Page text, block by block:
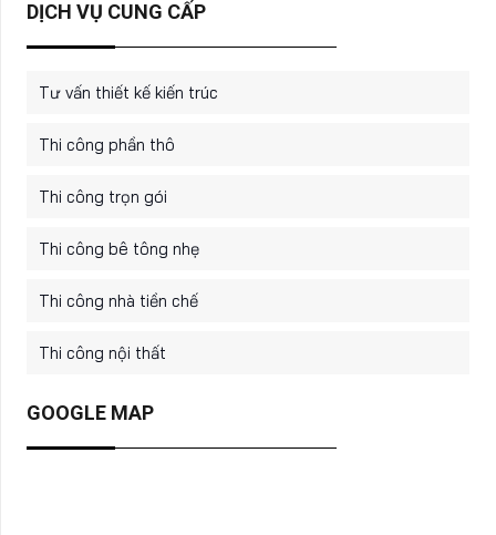
DỊCH VỤ CUNG CẤP
Tư vấn thiết kế kiến trúc
Thi công phần thô
Thi công trọn gói
Thi công bê tông nhẹ
Thi công nhà tiền chế
Thi công nội thất
GOOGLE MAP